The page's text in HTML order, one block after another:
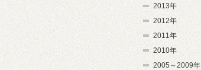
2013年
2012年
2011年
2010年
2005～2009年